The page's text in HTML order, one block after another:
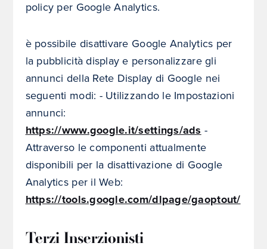
policy per Google Analytics.
è possibile disattivare Google Analytics per
la pubblicità display e personalizzare gli
annunci della Rete Display di Google nei
seguenti modi: - Utilizzando le Impostazioni
annunci:
https://www.google.it/settings/ads -
Attraverso le componenti attualmente
disponibili per la disattivazione di Google
Analytics per il Web:
https://tools.google.com/dlpage/gaoptout/
Terzi Inserzionisti